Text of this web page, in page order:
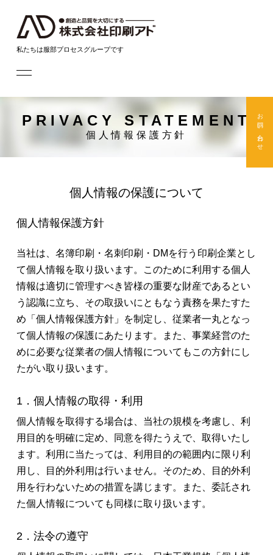
私たちは服部プロセスグループです
お問い合わせ
私たちの取り組み
お問い合わせ
PRIVACY STATEMENT
個人情報保護方針
個人情報の保護について
個人情報保護方針
当社は、名簿印刷・名刺印刷・DMを行う印刷企業とし
て個人情報を取り扱います。このために利用する個人
情報は適切に管理すべき皆様の重要な財産であるとい
う認識に立ち、その取扱いにともなう責務を果たすた
め「個人情報保護方針」を制定し、従業者一丸となっ
て個人情報の保護にあたります。また、事業経営のた
めに必要な従業者の個人情報についてもこの方針にし
たがい取り扱います。
1．個人情報の取得・利用
個人情報を取得する場合は、当社の規模を考慮し、利
用目的を明確に定め、同意を得たうえで、取得いたし
ます。利用に当たっては、利用目的の範囲内に限り利
用し、目的外利用は行いません。そのため、目的外利
用を行わないための措置を講じます。また、委託され
た個人情報についても同様に取り扱います。
2．法令の遵守